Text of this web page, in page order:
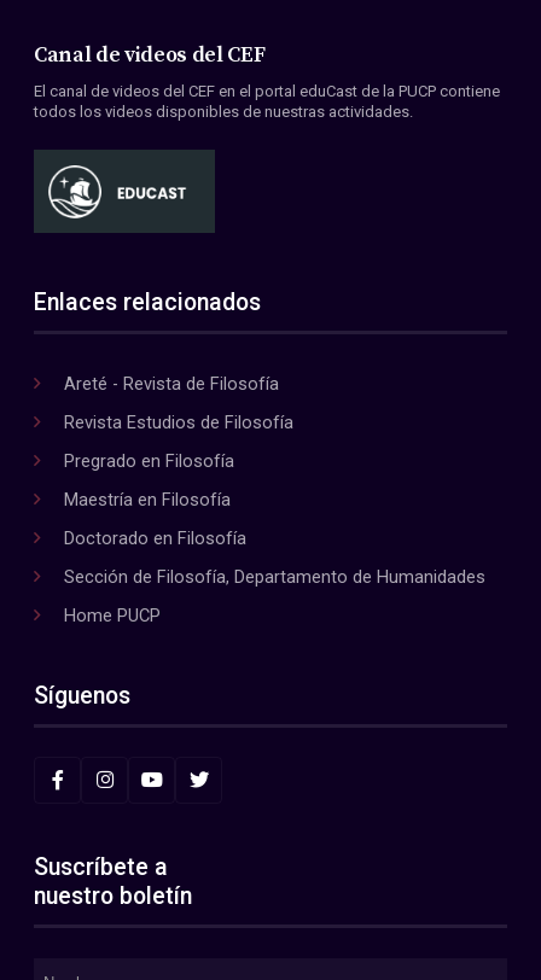
Canal de videos del CEF
El canal de videos del CEF en el portal eduCast de la PUCP contiene
todos los videos disponibles de nuestras actividades.
Enlaces relacionados
Areté - Revista de Filosofía
Revista Estudios de Filosofía
Pregrado en Filosofía
Maestría en Filosofía
Doctorado en Filosofía
Sección de Filosofía, Departamento de Humanidades
Home PUCP
Síguenos
Suscríbete a
nuestro boletín